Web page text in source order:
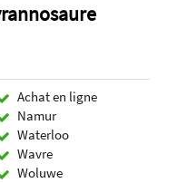
Achat en ligne
Namur
Waterloo
Wavre
Woluwe